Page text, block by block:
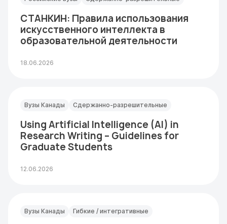
СТАНКИН: Правила использования
искусственного интеллекта в
образовательной деятельности
18.06.2026
Вузы Канады Сдержанно-разрешительные
Using Artificial Intelligence (AI) in
Research Writing – Guidelines for
Graduate Students
12.06.2026
Вузы Канады Гибкие / интегративные